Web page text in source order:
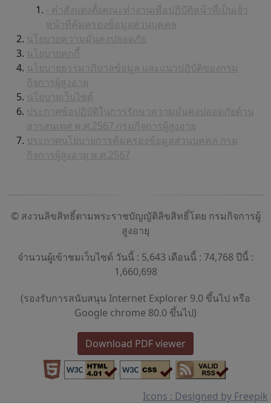
- คำสั่งแต่งตั้งคณะทำงานเพื่อปฏิบัติหน้าที่เป็นเจ้า
หน้าที่คุ้มครองข้อมูลส่วนบุคคล
นโยบายความมั่นคงปลอดภัย
นโยบายคุกกี้
นโยบายธรรมาภิบาลข้อมูล และแนวปฏิบัติของกรม
กิจการผู้สูงอายุ
นโยบายเว็บไซต์
ประกาศข้อปฏิบัติในการรักษาความมั่นคงปลอดภัยด้าน
สารสนเทศ พ.ศ.2567 กรมกิจการผู้สูงอายุ
ประกาศนโยบายการคุ้มครองข้อมูลส่วนบุคคล กรม
กิจการผู้สูงอายุ พ.ศ.2567
© สงวนลิขสิทธิ์ตามพระราชบัญญัติลิขสิทธิ์โดย กรมกิจการผู้
สูงอายุ
จำนวนผู้เข้าชมเว็บไซต์ วันนี้ : 5,643 เดือนนี้ : 74,768 ปีนี้ :
1,660,698
(รองรับการสนับสนุน Internet Explorer 9.0 ขึ้นไป หรือ
Google chrome 80.0 ขึ้นไป)
Download PDF viewer
Icons : Designed by Freepik